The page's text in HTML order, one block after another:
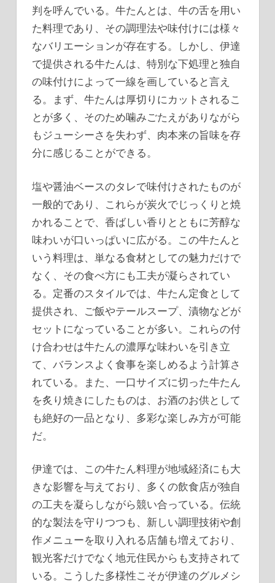
判を呼んでいる。牛たんとは、牛の舌を用い
た料理であり、その調理法や味付けには様々
なバリエーションが存在する。しかし、伊達
で提供される牛たんは、特別な下処理と独自
の味付けによって一線を画していると言え
る。まず、牛たんは厚切りにカットされるこ
とが多く、そのため噛みごたえがありながら
もジューシーさを失わず、肉本来の旨味を存
分に感じることができる。
塩や醤油ベースのタレで味付けされたものが
一般的であり、これらが炭火でじっくりと焼
かれることで、香ばしい香りとともに芳醇な
味わいが口いっぱいに広がる。この牛たんと
いう料理は、単なる食材としての魅力だけで
なく、その食べ方にも工夫が凝らされてい
る。定番のスタイルでは、牛たん定食として
提供され、ご飯やテールスープ、漬物などが
セットになっていることが多い。これらの付
け合わせは牛たんの濃厚な味わいを引き立
て、バランスよく食事を楽しめるよう計算さ
れている。また、一口サイズに切った牛たん
を炙り焼きにしたものは、お酒のお供として
も絶好の一品となり、多彩な楽しみ方が可能
だ。
伊達では、この牛たん料理が地域経済にも大
きな影響を与えており、多くの飲食店が独自
の工夫を凝らしながら競い合っている。伝統
的な製法を守りつつも、新しい調理技術や創
作メニューを取り入れる店舗も増えており、
観光客だけでなく地元住民からも支持されて
いる。こうした多様性こそが伊達のグルメシ